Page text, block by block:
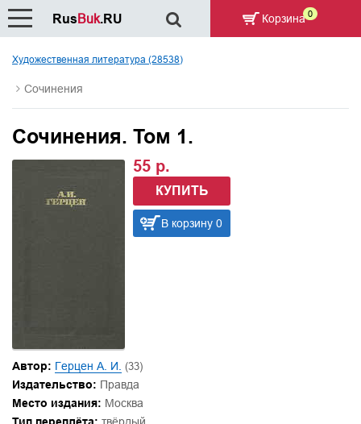
Художественная литература (28538)
Сочинения
Сочинения. Том 1.
55 р.
КУПИТЬ
В корзину 0
Автор: Герцен А. И. (33)
Издательство: Правда
Место издания: Москва
RusBuk.RU Корзина 0